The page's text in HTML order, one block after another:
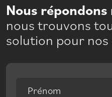
Nous
nous trouvons
solution pour nos
Prénom